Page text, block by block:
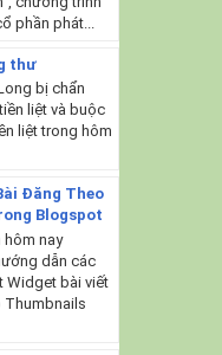
phần phát...
thư
bị chẩn
liệt và buộc
liệt trong hôm
Đăng Theo
Blogspot
hôm nay
dẫn các
Widget bài viết
Thumbnails